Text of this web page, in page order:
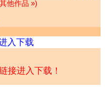
他作品 »)
入下载
接进入下载！